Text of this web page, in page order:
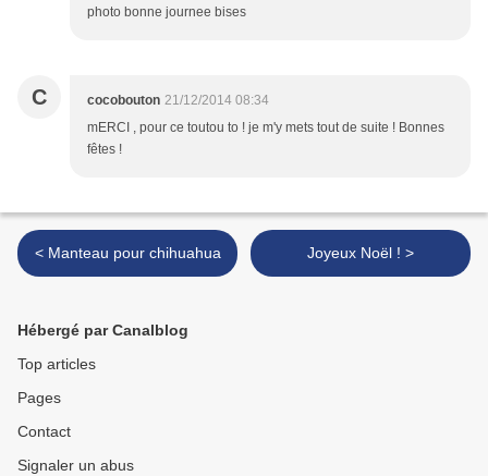
photo bonne journee bises
C cocobouton 21/12/2014 08:34
mERCI , pour ce toutou to ! je m'y mets tout de suite ! Bonnes
fêtes !
< Manteau pour chihuahua Joyeux Noël ! >
Hébergé par Canalblog
Top articles
Pages
Contact
Signaler un abus